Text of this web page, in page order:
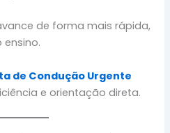
de forma mais rápida,
de Condução Urgente
e orientação direta.